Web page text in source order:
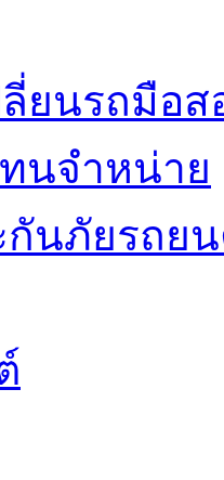
ยนรถมือส
นจำหน่าย
กันภัยรถย